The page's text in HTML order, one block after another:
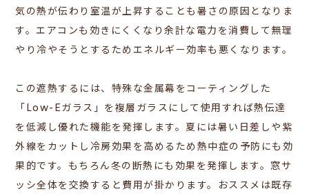
気の熱が伝わり室温が上昇することも暑さの原因となりま
す。エアコンも効きにくくなり余計な電力を消費して無理
やり冷やそうとするためエネルギー効率も悪くなります。
この遮熱するには、特殊な金属幕をコーティングした
「Low-Eガラス」を複層ガラスにして使用すれば熱伝達
を低減し優れた機能を発揮します。夏には暑い日差しや紫
外線をカットし冷房効果を高めるため熱中症の予防にも効
果的です。もちろん冬の断熱にも効果を発揮します。窓サ
ッシ全体を交換すると費用が掛かります。おススメは既存